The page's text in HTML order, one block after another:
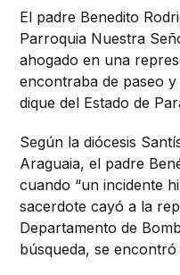
El padre Benedito
Parroquia Nuestra
ahogado en una
encontraba de paseo
dique del Estado de
Según la diócesis
Araguaia, el padre
cuando “un incidente
sacerdote cayó a la
Departamento de
búsqueda, se